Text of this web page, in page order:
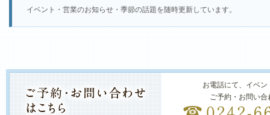
イベント・営業のお知らせ・季節の話題を随時更新しています。
お電話にて、イベ
ご予約・お問い